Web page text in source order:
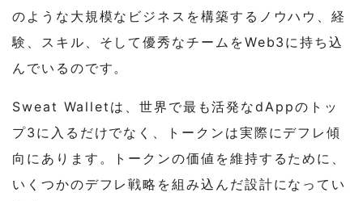
のような大規模なビジネスを構築するノウハウ、経
験、スキル、そして優秀なチームをWeb3に持ち込
んでいるのです。
Sweat Walletは、世界で最も活発なdAppのトッ
プ3に入るだけでなく、トークンは実際にデフレ傾
向にあります。トークンの価値を維持するために、
いくつかのデフレ戦略を組み込んだ設計になってい